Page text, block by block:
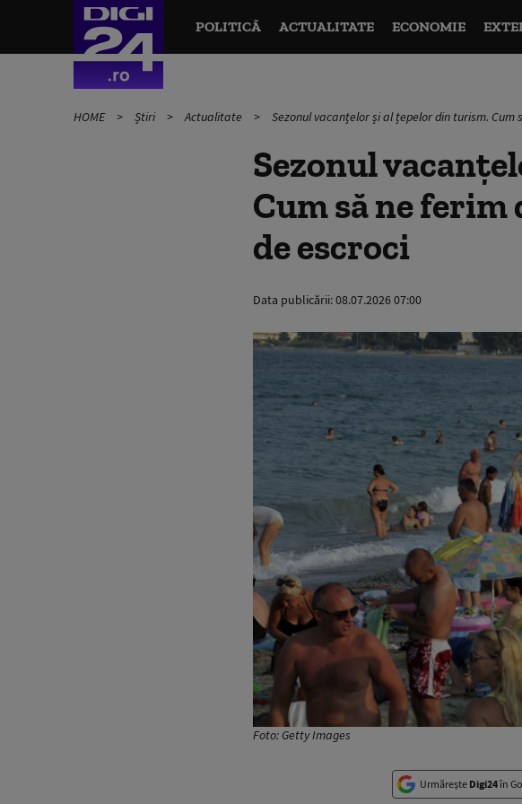
POLITICĂ ACTUALITATE ECONOMIE
HOME Știri Actualitate Sezonul vacanțelor și al țepelor din turism. Cum
Sezonul
Cum să ne ferim
de escroci
Data publicării:08.07.2026 07:00
Foto: Getty Images
Urmărește Digi24în